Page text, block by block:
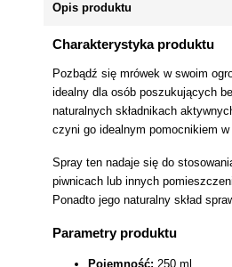
Opis produktu
Charakterystyka produktu
Pozbądź się mrówek w swoim
idealny dla osób poszukujących
naturalnych składnikach
czyni go idealnym pomocnikiem
Spray ten nadaje się do
piwnicach lub innych
Ponadto jego naturalny skład
Parametry produktu
Pojemność: 250 ml